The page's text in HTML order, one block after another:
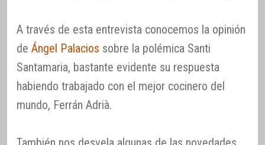
A través de esta entrevista conocemos la opinión
de Ángel Palacios sobre la polémica Santi
Santamaria, bastante evidente su respuesta
habiendo trabajado con el mejor cocinero del
mundo, Ferrán Adrià.